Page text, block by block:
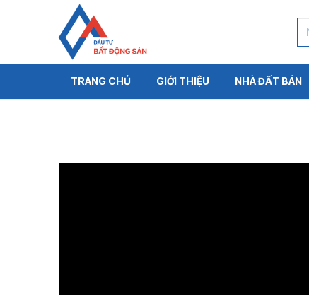
TRANG CHỦ GIỚI THIỆU NHÀ ĐẤT BÁN